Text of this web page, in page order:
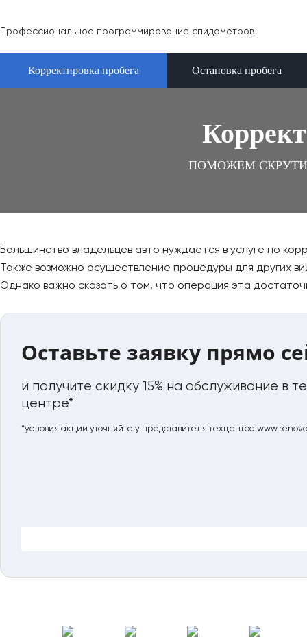
Профессиональное программирование спидометров
Корректировка пробега Остановка пробега
ПОМОЖЕМ
Большинство владельцев авто нуждается в услуге по
Также возможно осуществление процедуры для других
Однако важно сказать о том, что операция эта
Оставьте заявку прямо
и получите скидку 15% на обслуживание в
центре*
*условия акции уточняйте у представителя техцентра